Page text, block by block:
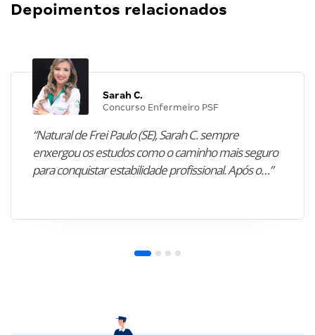
Depoimentos relacionados
Sarah C.
Concurso Enfermeiro PSF
“Natural de Frei Paulo (SE), Sarah C. sempre
enxergou os estudos como o caminho mais seguro
para conquistar estabilidade profissional. Após o…”